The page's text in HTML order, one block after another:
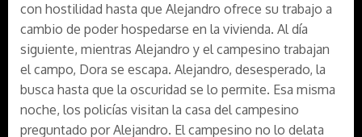
con hostilidad hasta que Alejandro ofrece su trabajo a
cambio de poder hospedarse en la vivienda. Al día
siguiente, mientras Alejandro y el campesino trabajan
el campo, Dora se escapa. Alejandro, desesperado, la
busca hasta que la oscuridad se lo permite. Esa misma
noche, los policías visitan la casa del campesino
preguntado por Alejandro. El campesino no lo delata